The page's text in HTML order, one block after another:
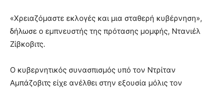
«Χρειαζόμαστε εκλογές και μια σταθερή κυβέρνηση»,
δήλωσε ο εμπνευστής της πρότασης μομφής, Ντανιέλ
Ζίβκοβιτς.
Ο κυβερνητικός συνασπισμός υπό τον Ντρίταν
Αμπάζοβιτς είχε ανέλθει στην εξουσία μόλις τον